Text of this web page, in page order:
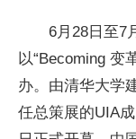
6月28日至7
以“Becoming 变
办。由清华大学
任总策展的UIA